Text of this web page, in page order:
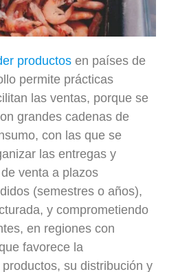
productos en países de
permite prácticas
las ventas, porque se
grandes cadenas de
con las que se
las entregas y
venta a plazos
(semestres o años),
y comprometiendo
en regiones con
favorece la
su distribución y